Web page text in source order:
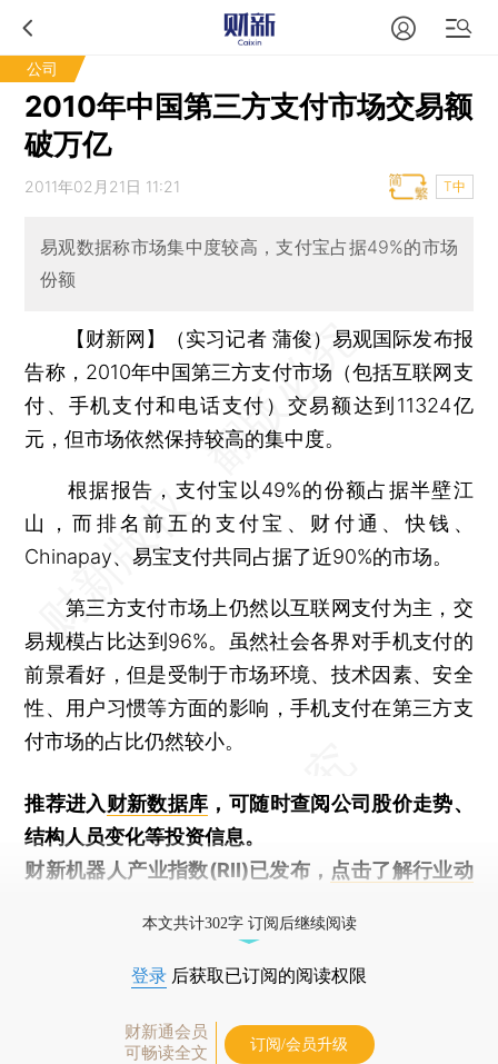
公司
2010年中国第三方支付市场交易额
破万亿
2011年02月21日 11:21 T中
易观数据称市场集中度较高，支付宝占据49%的市场
份额
【财新网】（实习记者 蒲俊）易观国际发布报
告称，2010年中国第三方支付市场（包括互联网支
付、手机支付和电话支付）交易额达到11324亿
元，但市场依然保持较高的集中度。
根据报告，支付宝以49%的份额占据半壁江
山，而排名前五的支付宝、财付通、快钱、
Chinapay、易宝支付共同占据了近90%的市场。
第三方支付市场上仍然以互联网支付为主，交
易规模占比达到96%。虽然社会各界对手机支付的
前景看好，但是受制于市场环境、技术因素、安全
性、用户习惯等方面的影响，手机支付在第三方支
付市场的占比仍然较小。
推荐进入财新数据库 ，可随时查阅公司股价走势、
结构人员变化等投资信息。
财新机器人产业指数(RII)已发布， 点击了解行业动
本文共计302字 订阅后继续阅读
登录 后获取已订阅的阅读权限
财新通会员
可畅读全文
订阅/会员升级